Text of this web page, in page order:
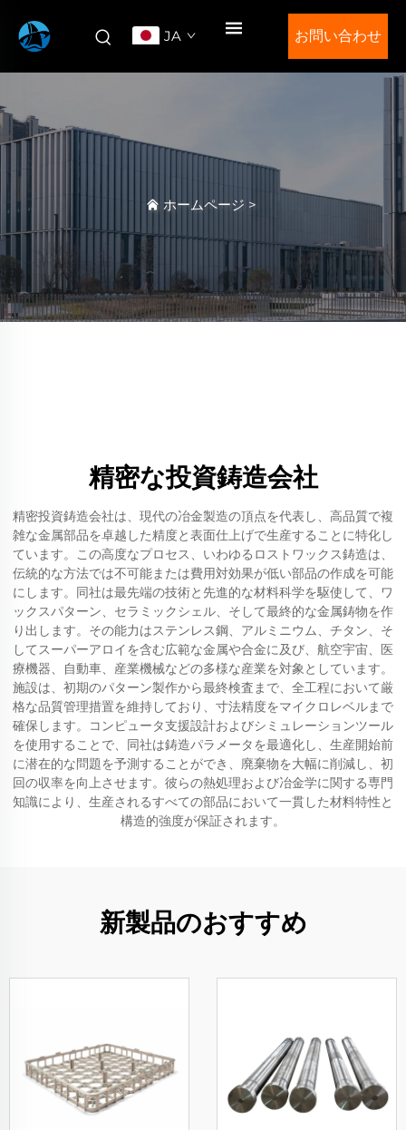
JA お問い合わせ
ホームページ >
精密な投資鋳造会社
精密投資鋳造会社は、現代の冶金製造の頂点を代表し、高品質で複
雑な金属部品を卓越した精度と表面仕上げで生産することに特化し
ています。この高度なプロセス、いわゆるロストワックス鋳造は、
伝統的な方法では不可能または費用対効果が低い部品の作成を可能
にします。同社は最先端の技術と先進的な材料科学を駆使して、ワ
ックスパターン、セラミックシェル、そして最終的な金属鋳物を作
り出します。その能力はステンレス鋼、アルミニウム、チタン、そ
してスーパーアロイを含む広範な金属や合金に及び、航空宇宙、医
療機器、自動車、産業機械などの多様な産業を対象としています。
施設は、初期のパターン製作から最終検査まで、全工程において厳
格な品質管理措置を維持しており、寸法精度をマイクロレベルまで
確保します。コンピュータ支援設計およびシミュレーションツール
を使用することで、同社は鋳造パラメータを最適化し、生産開始前
に潜在的な問題を予測することができ、廃棄物を大幅に削減し、初
回の収率を向上させます。彼らの熱処理および冶金学に関する専門
知識により、生産されるすべての部品において一貫した材料特性と
構造的強度が保証されます。
新製品のおすすめ